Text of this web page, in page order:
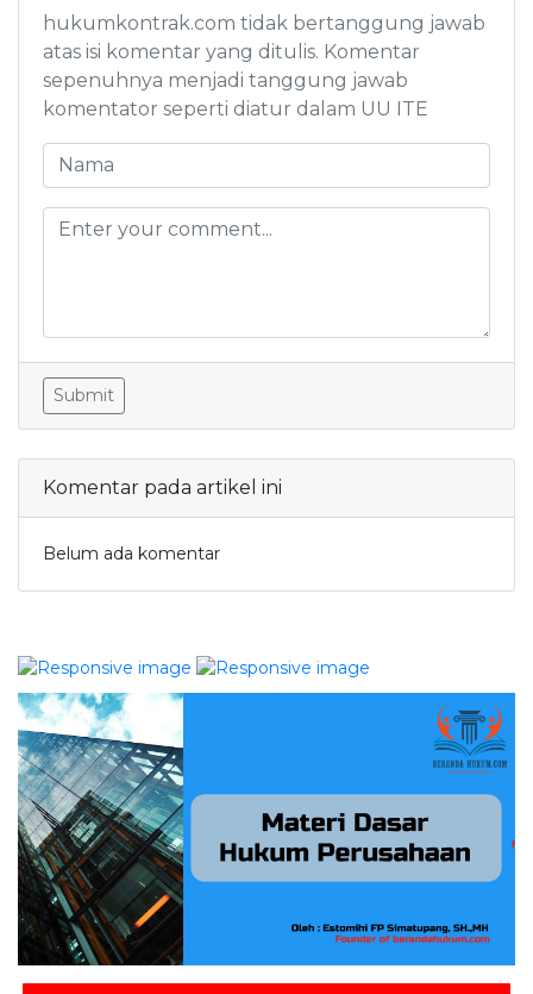
hukumkontrak.com tidak bertanggung jawab
atas isi komentar yang ditulis. Komentar
sepenuhnya menjadi tanggung jawab
komentator seperti diatur dalam UU ITE
Submit
Komentar pada artikel ini
Belum ada komentar